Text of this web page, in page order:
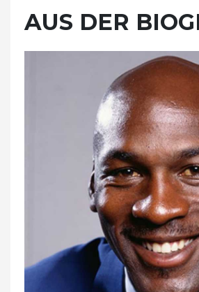
AUS DER